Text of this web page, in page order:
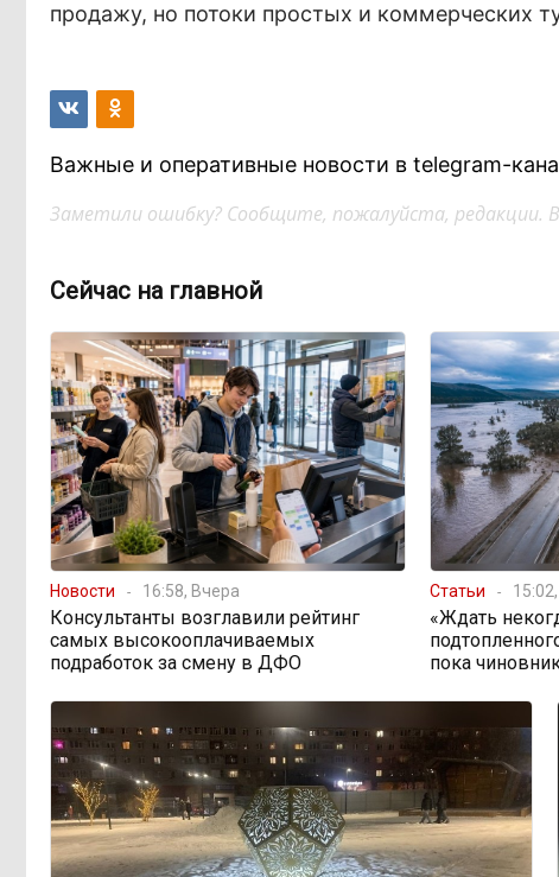
продажу, но потоки простых и коммерческих
Важные и оперативные новости в telegram-
Заметили ошибку? Сообщите, пожалуйста,
Сейчас на главной
Новости 16:58, Вчера
Консультанты возглавили рейтинг
самых высокооплачиваемых
подработок за смену в ДФО
Статьи
«Ждать
пока